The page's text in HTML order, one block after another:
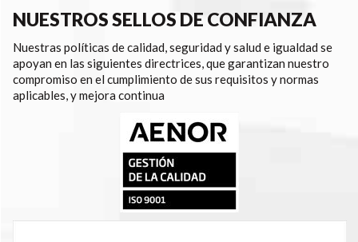
NUESTROS SELLOS DE CONFIANZA
Nuestras políticas de calidad, seguridad y salud e igualdad se
apoyan en las siguientes directrices, que garantizan nuestro
compromiso en el cumplimiento de sus requisitos y normas
aplicables, y mejora continua